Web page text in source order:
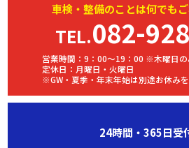
車検・ 整備のことは何でも
TEL.082-
営業時間：9：00～19：00 ※木曜日
定休日：月曜日・火曜日
※GW・夏季・年末年始は別途お休みを
24時間・365日受